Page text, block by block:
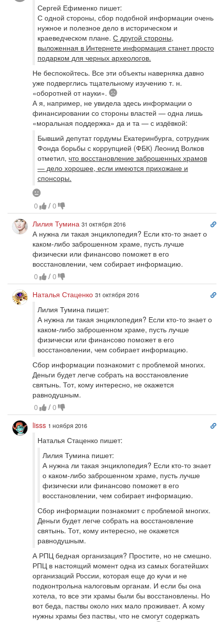
Сергей Ефименко пишет:
С одной стороны, сбор подобной информации очень
нужное и полезное дело в историческом и
краеведческом плане. С другой стороны,
выложенная в Интернете информация станет просто
подарком для черных археологов.
Не беспокойтесь. Все эти объекты наверняка давно
уже подверглись тщательному изучению т. н.
«оборотней от науки».
Печально
А я, например, не увидела здесь информации о
финансировании со стороны властей — одна лишь
«моральная поддержка» да и та — с издёвкой:
Бывший депутат гордумы Екатеринбурга, сотрудник
Фонда борьбы с коррупцией (ФБК) Леонид Волков
отметил, что восстановление заброшенных храмов
— дело хорошее, если имеются прихожане и
спонсоры.
Скептически
0
/ 0
Лилия Тумина 31 октября 2016
А нужна ли такая энциклопедия? Если кто-то знает о
каком-либо заброшенном храме, пусть лучше
физически или финансово поможет в его
восстановлении, чем собирает информацию.
0
/ 0
Наталья Стаценко 31 октября 2016
Лилия Тумина пишет:
А нужна ли такая энциклопедия? Если кто-то знает о
каком-либо заброшенном храме, пусть лучше
физически или финансово поможет в его
восстановлении, чем собирает информацию.
Сбор информации познакомит с проблемой многих.
Деньги будет легче собрать на восстановление
святынь. Тот, кому интересно, не окажется
равнодушным.
0
/ 0
lisss 1 ноября 2016
Наталья Стаценко пишет:
Лилия Тумина пишет:
А нужна ли такая энциклопедия? Если кто-то знает
о каком-либо заброшенном храме, пусть лучше
физически или финансово поможет в его
восстановлении, чем собирает информацию.
Сбор информации познакомит с проблемой многих.
Деньги будет легче собрать на восстановление
святынь. Тот, кому интересно, не окажется
равнодушным.
А РПЦ бедная организация? Простите, но не смешно.
РПЦ в настоящий момент одна из самых богатейших
организаций России, которая еще до кучи и не
подконтрольна налоговым органам. И если бы она
хотела, то все эти храмы были бы восстановлены. Но
вот беда, паствы около них мало проживает. А кому
нужны храмы без паствы, что не смогут содержать